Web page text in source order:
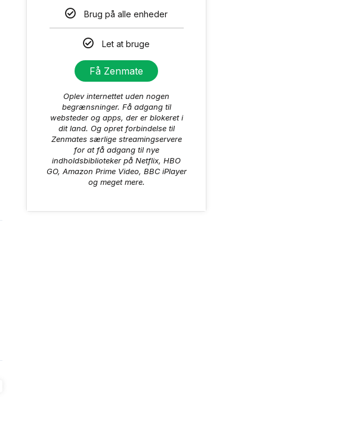
Brug på alle enheder
Let at bruge
Få Zenmate
Oplev internettet uden nogen
begrænsninger. Få adgang til
websteder og apps, der er blokeret i
dit land. Og opret forbindelse til
Zenmates særlige streamingservere
for at få adgang til nye
indholdsbiblioteker på Netflix, HBO
GO, Amazon Prime Video, BBC iPlayer
og meget mere.